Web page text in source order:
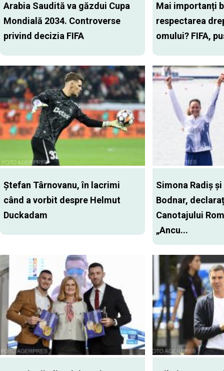
Arabia Saudită va găzdui Cupa
Mondială 2034. Controverse
privind decizia FIFA
Mai importanți
respectarea
omului? FIFA,
Ștefan Târnovanu, în lacrimi
când a vorbit despre Helmut
Duckadam
Simona Radiș
Bodnar,
Canotajului
„Ancu...